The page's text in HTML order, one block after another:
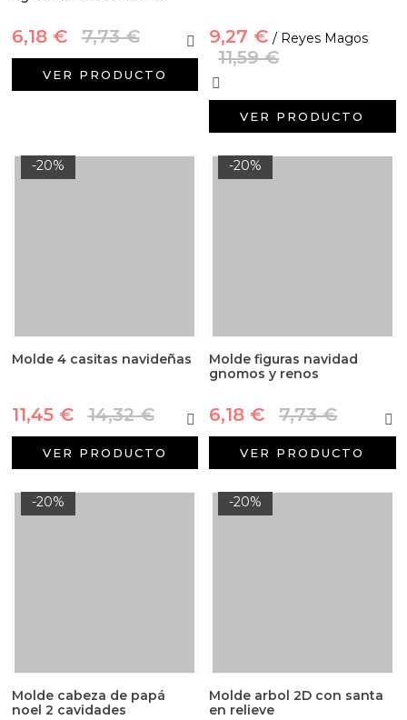
6,18 € 7,73 €
VER PRODUCTO
9,27 € / Reyes Magos
11,59 €
VER PRODUCTO
-20%
Molde 4 casitas navideñas
11,45 € 14,32 €
VER PRODUCTO
-20%
Molde figuras navidad
gnomos y renos
6,18 € 7,73 €
VER PRODUCTO
-20%
Molde cabeza de papá
noel 2 cavidades
-20%
Molde arbol 2D con santa
en relieve